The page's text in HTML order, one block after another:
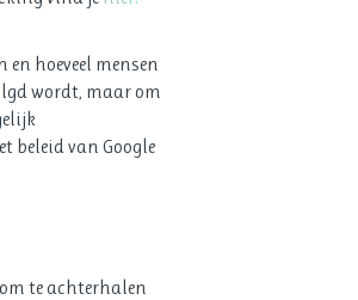
hoeveel mensen
wordt, maar om
beleid van Google
te achterhalen